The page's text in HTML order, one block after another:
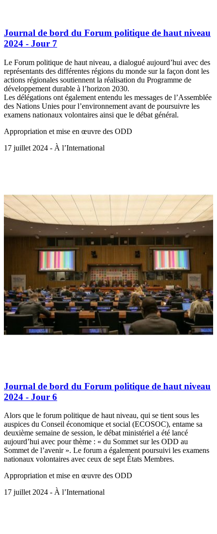
Journal de bord du Forum politique de haut niveau
2024 - Jour 7
Le Forum politique de haut niveau, a dialogué aujourd’hui avec des
représentants des différentes régions du monde sur la façon dont les
actions régionales soutiennent la réalisation du Programme de
développement durable à l’horizon 2030.
Les délégations ont également entendu les messages de l’Assemblée
des Nations Unies pour l’environnement avant de poursuivre les
examens nationaux volontaires ainsi que le débat général.
Appropriation et mise en œuvre des ODD
17 juillet 2024 - À l’International
Journal de bord du Forum politique de haut niveau
2024 - Jour 6
Alors que le forum politique de haut niveau, qui se tient sous les
auspices du Conseil économique et social (ECOSOC), entame sa
deuxième semaine de session, le débat ministériel a été lancé
aujourd’hui avec pour thème : « du Sommet sur les ODD au
Sommet de l’avenir ». Le forum a également poursuivi les examens
nationaux volontaires avec ceux de sept États Membres.
Appropriation et mise en œuvre des ODD
17 juillet 2024 - À l’International